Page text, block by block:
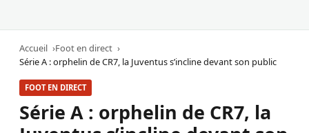
Accueil
Foot en direct
Série A : orphelin de CR7, la Juventus s’incline devant son public
FOOT EN DIRECT
Série A : orphelin de CR7, la